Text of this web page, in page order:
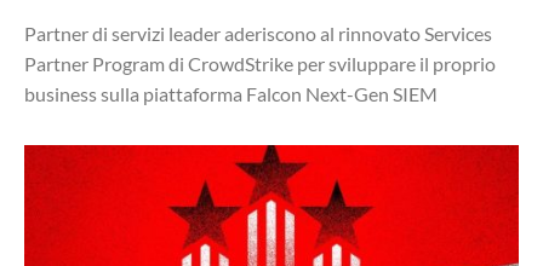
Partner di servizi leader aderiscono al rinnovato Services
Partner Program di CrowdStrike per sviluppare il proprio
business sulla piattaforma Falcon Next-Gen SIEM